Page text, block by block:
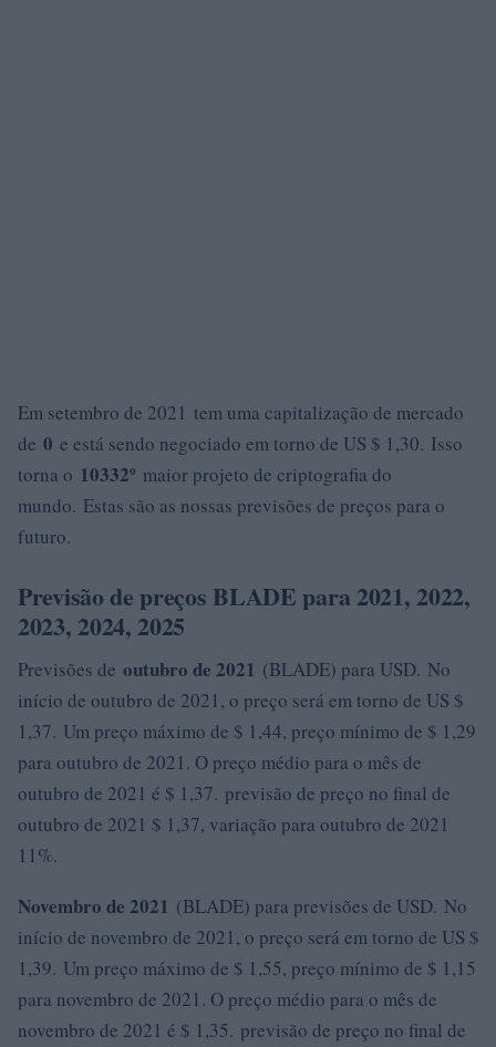
Em setembro de 2021 tem uma capitalização de mercado
de 0 e está sendo negociado em torno de US $ 1,30. Isso
torna o 10332º maior projeto de criptografia do
mundo. Estas são as nossas previsões de preços para o
futuro.
Previsão de preços BLADE para 2021, 2022,
2023, 2024, 2025
Previsões de outubro de 2021 (BLADE) para USD. No
início de outubro de 2021, o preço será em torno de US $
1,37. Um preço máximo de $ 1,44, preço mínimo de $ 1,29
para outubro de 2021. O preço médio para o mês de
outubro de 2021 é $ 1,37. previsão de preço no final de
outubro de 2021 $ 1,37, variação para outubro de 2021
11%.
Novembro de 2021 (BLADE) para previsões de USD. No
início de novembro de 2021, o preço será em torno de US $
1,39. Um preço máximo de $ 1,55, preço mínimo de $ 1,15
para novembro de 2021. O preço médio para o mês de
novembro de 2021 é $ 1,35. previsão de preço no final de